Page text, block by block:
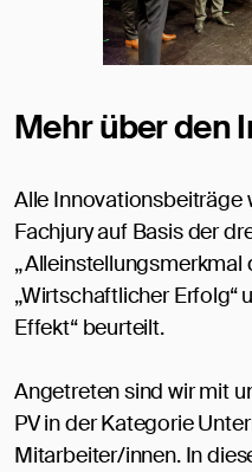
Mehr über den
Alle Innovationsbeiträge
Fachjury auf Basis der
„Alleinstellungsmerkmal
„Wirtschaftlicher Erfolg“
Effekt“ beurteilt.
Angetreten sind wir mit
PV in der Kategorie
Mitarbeiter/innen. In